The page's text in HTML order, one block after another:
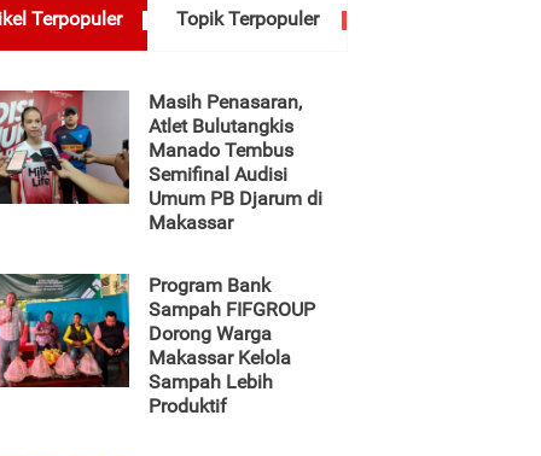
Terpopuler Topik Terpopuler
Masih Penasaran,
Atlet Bulutangkis
Manado Tembus
Semifinal Audisi
Umum PB Djarum di
Makassar
Program Bank
Sampah FIFGROUP
Dorong Warga
Makassar Kelola
Sampah Lebih
Produktif